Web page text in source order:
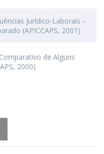
Jurídico-Laborais –
(APICCAPS, 2001)
de Alguns
2000)